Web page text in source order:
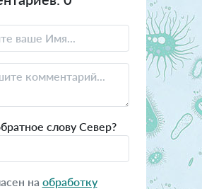
слову Север?
на обработку